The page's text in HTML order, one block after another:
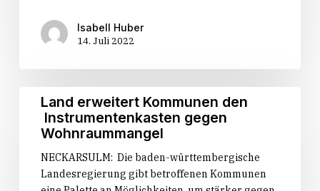
320.000
Isabell Huber
14. Juli 2022
Land
erweitert
Kommunen
Instrumentenkasten
gegen
Land erweitert Kommunen den
Instrumentenkasten gegen
Wohnraummangel
NECKARSULM: Die baden-württembergische
Landesregierung gibt betroffenen Kommunen